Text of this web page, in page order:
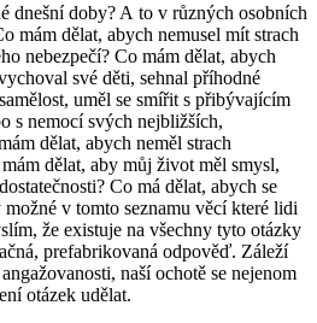
dnešní doby? A to v různých osobních
mám dělat, abych nemusel mít strach
nebezpečí? Co mám dělat, abych
své děti, sehnal příhodné
uměl se smířit s přibývajícím
s nemocí svých nejbližších,
dělat, abych neměl strach
dělat, aby můj život měl smysl,
Co má dělat, abych se
v tomto seznamu věcí které lidi
že existuje na všechny tyto otázky
prefabrikovaná odpověď. Záleží
naší ochotě se nejenom
otázek udělat.